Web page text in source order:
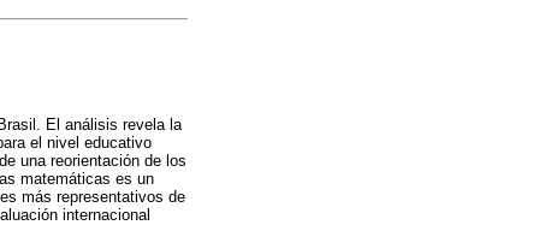
El análisis revela la
el nivel educativo
una reorientación de los
matemáticas es un
más representativos de
internacional